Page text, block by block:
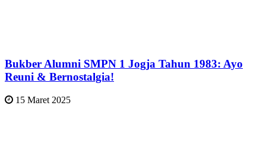
Bukber Alumni SMPN 1 Jogja Tahun 1983: Ayo
Reuni & Bernostalgia!
15 Maret 2025